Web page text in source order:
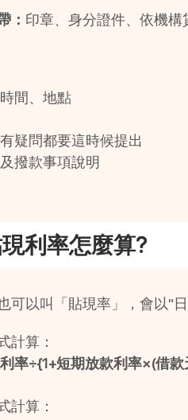
： 印章、身分證件、依機構
間、地點
疑問都要這時候提出
撥款事項說明
利率怎麼算?
可以叫「貼現率」，會以"
計算：
率÷{1+短期放款利率×(借
計算：